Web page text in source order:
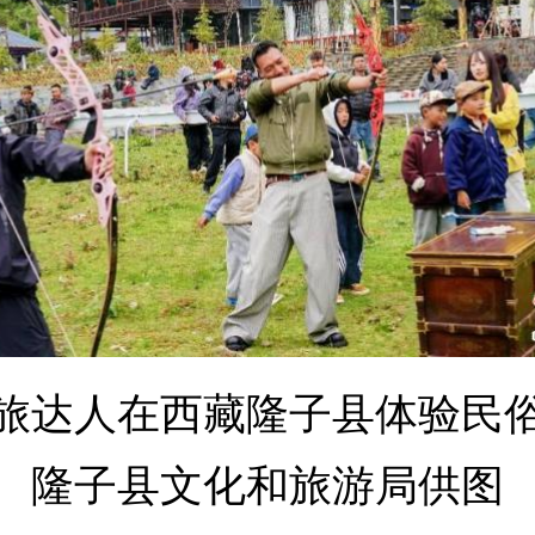
达人在西藏隆子县体验民
隆子县文化和旅游局供图